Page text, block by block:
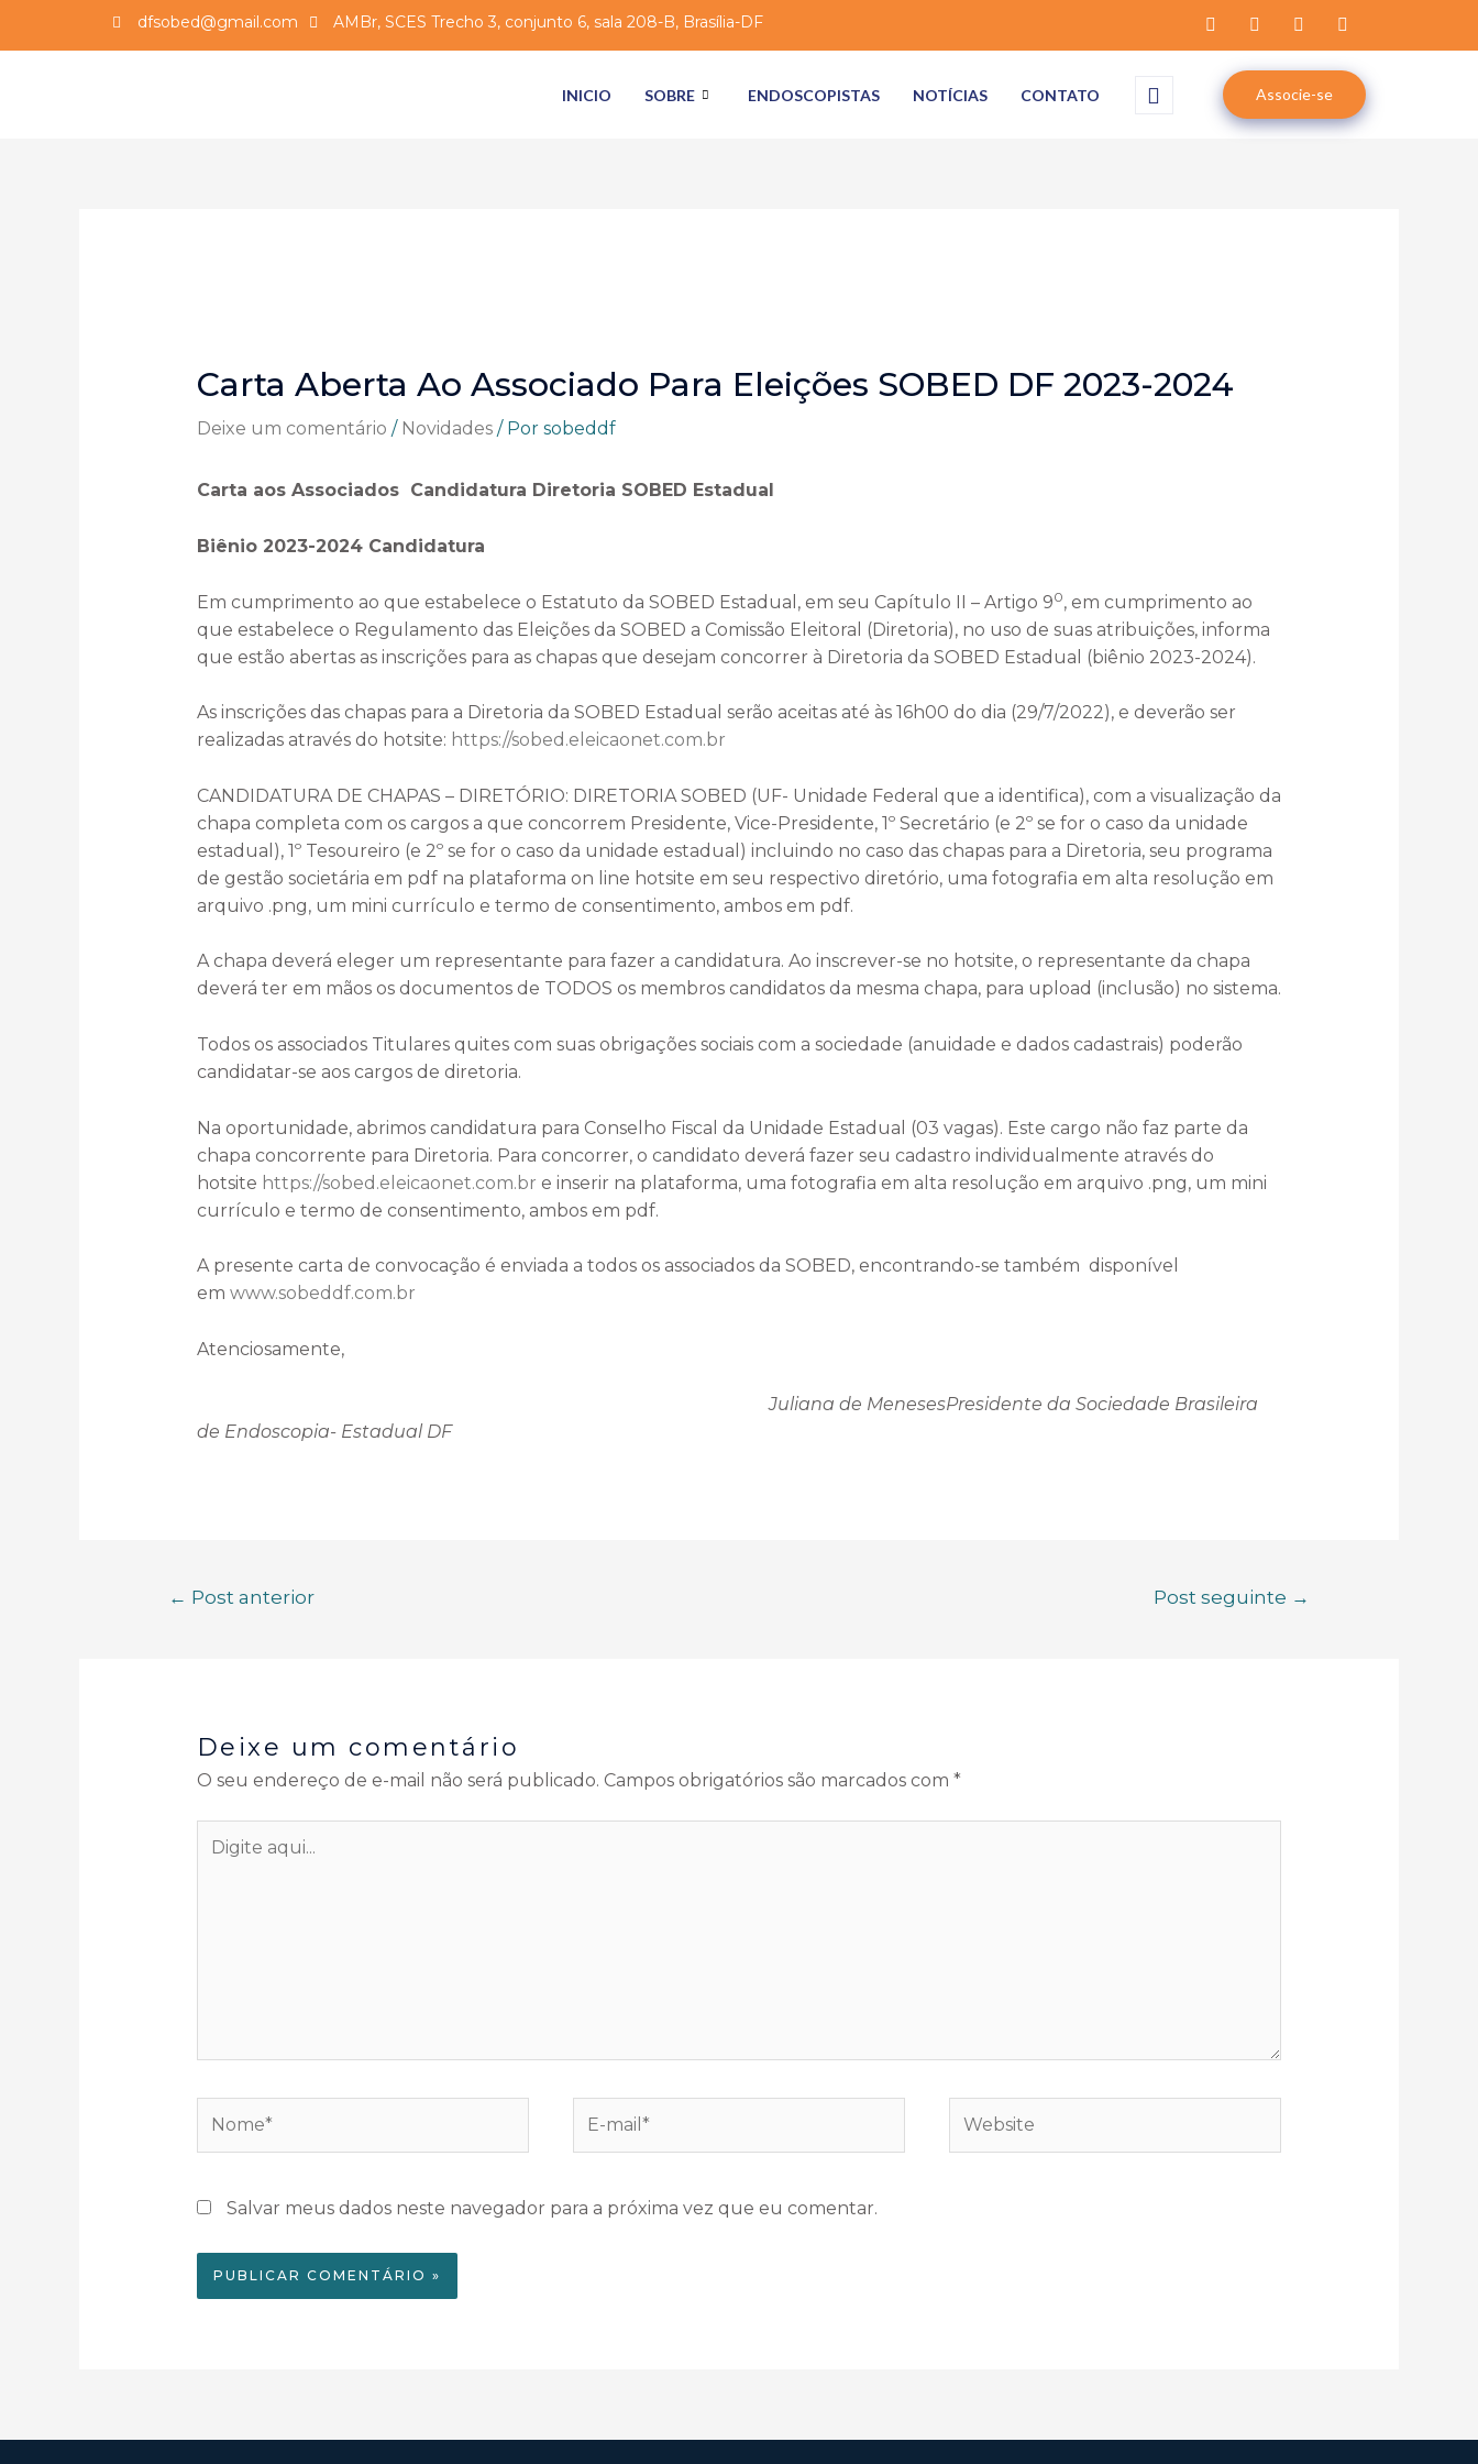
dfsobed@gmail.com AMBr, SCES Trecho 3, conjunto 6, sala 208-B, Brasília-DF
INICIO SOBRE ENDOSCOPISTAS NOTÍCIAS CONTATO Associe-se
Carta Aberta Ao Associado Para Eleições SOBED DF 2023-2024
Deixe um comentário / Novidades/ Por sobeddf
Carta aos Associados Candidatura Diretoria SOBED Estadual
Biênio 2023-2024 Candidatura
Em cumprimento ao que estabelece o Estatuto da SOBED Estadual, em seu Capítulo II – Artigo 90, em cumprimento ao
que estabelece o Regulamento das Eleições da SOBED a Comissão Eleitoral (Diretoria), no uso de suas atribuições, informa
que estão abertas as inscrições para as chapas que desejam concorrer à Diretoria da SOBED Estadual (biênio 2023-2024).
As inscrições das chapas para a Diretoria da SOBED Estadual serão aceitas até às 16h00 do dia (29/7/2022), e deverão ser
realizadas através do hotsite: https://sobed.eleicaonet.com.br
CANDIDATURA DE CHAPAS – DIRETÓRIO: DIRETORIA SOBED (UF- Unidade Federal que a identifica), com a visualização da
chapa completa com os cargos a que concorrem Presidente, Vice-Presidente, 1º Secretário (e 2º se for o caso da unidade
estadual), 1º Tesoureiro (e 2º se for o caso da unidade estadual) incluindo no caso das chapas para a Diretoria, seu programa
de gestão societária em pdf na plataforma on line hotsite em seu respectivo diretório, uma fotografia em alta resolução em
arquivo .png, um mini currículo e termo de consentimento, ambos em pdf.
A chapa deverá eleger um representante para fazer a candidatura. Ao inscrever-se no hotsite, o representante da chapa
deverá ter em mãos os documentos de TODOS os membros candidatos da mesma chapa, para upload (inclusão) no sistema.
Todos os associados Titulares quites com suas obrigações sociais com a sociedade (anuidade e dados cadastrais) poderão
candidatar-se aos cargos de diretoria.
Na oportunidade, abrimos candidatura para Conselho Fiscal da Unidade Estadual (03 vagas). Este cargo não faz parte da
chapa concorrente para Diretoria. Para concorrer, o candidato deverá fazer seu cadastro individualmente através do
hotsite https://sobed.eleicaonet.com.br e inserir na plataforma, uma fotografia em alta resolução em arquivo .png, um mini
currículo e termo de consentimento, ambos em pdf.
A presente carta de convocação é enviada a todos os associados da SOBED, encontrando-se também disponível
em www.sobeddf.com.br
Atenciosamente,
Juliana de MenesesPresidente da Sociedade Brasileira
de Endoscopia- Estadual DF
← Post anterior Post seguinte →
Deixe um comentário
O seu endereço de e-mail não será publicado. Campos obrigatórios são marcados com *
Salvar meus dados neste navegador para a próxima vez que eu comentar.